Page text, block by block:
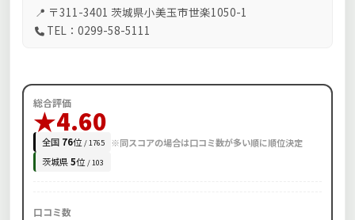
📍 〒311-3401 茨城県小美玉市世楽1050-1
TEL：0299-58-5111
総合評価
★4.60
全国 76位 / 1765
茨城県5位 / 103
※同スコアの場合は口コミ数が多い順に順位決定
口コミ数